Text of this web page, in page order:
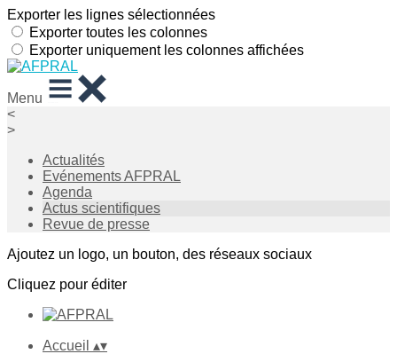
Exporter les lignes sélectionnées
Exporter toutes les colonnes
Exporter uniquement les colonnes affichées
Menu
<
>
Actualités
Evénements AFPRAL
Agenda
Actus scientifiques
Revue de presse
Ajoutez un logo, un bouton, des réseaux sociaux
Cliquez pour éditer
Accueil ▴▾